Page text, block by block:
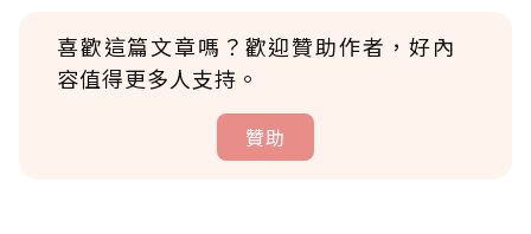
喜歡這篇文章嗎？歡迎贊助作者，好內
容值得更多人支持。
贊助